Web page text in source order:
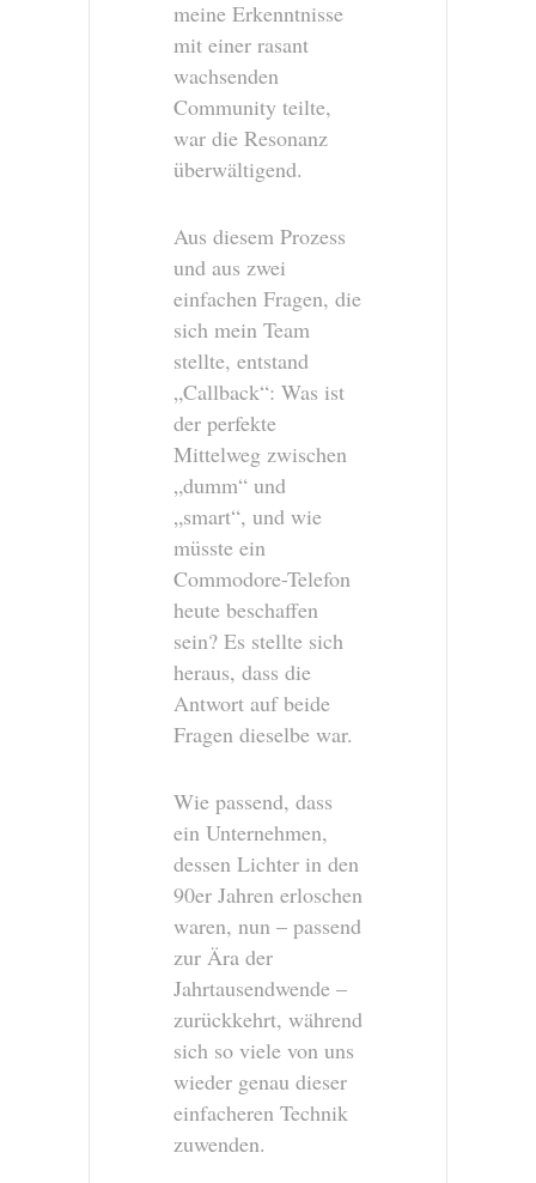
meine Erkenntnisse
mit einer rasant
wachsenden
Community teilte,
war die Resonanz
überwältigend.
Aus diesem Prozess
und aus zwei
einfachen Fragen, die
sich mein Team
stellte, entstand
„Callback“: Was ist
der perfekte
Mittelweg zwischen
„dumm“ und
„smart“, und wie
müsste ein
Commodore-Telefon
heute beschaffen
sein? Es stellte sich
heraus, dass die
Antwort auf beide
Fragen dieselbe war.
Wie passend, dass
ein Unternehmen,
dessen Lichter in den
90er Jahren erloschen
waren, nun – passend
zur Ära der
Jahrtausendwende –
zurückkehrt, während
sich so viele von uns
wieder genau dieser
einfacheren Technik
zuwenden.